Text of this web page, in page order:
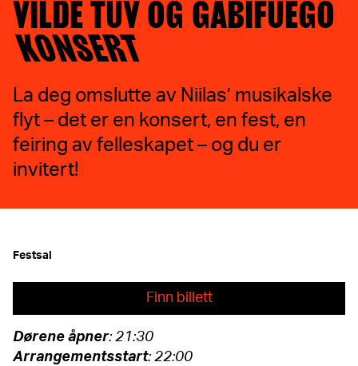
VILDE TUV OG GABIFUEGO
KONSERT
La deg omslutte av Niilas’ musikalske
flyt – det er en konsert, en fest, en
feiring av felleskapet – og du er
invitert!
Festsal
Finn billett
Dørene åpner: 21:30
Arrangementsstart: 22:00